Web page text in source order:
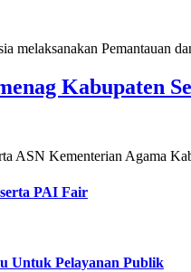
melaksanakan Pemantauan
Kabupaten
ASN Kementerian Agama
PAI Fair
Untuk Pelayanan Publik